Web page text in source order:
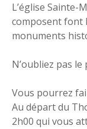
L’église Sainte-
composent font
monuments
N’oubliez pas le
Vous pourrez
Au départ du
2h00 qui vous